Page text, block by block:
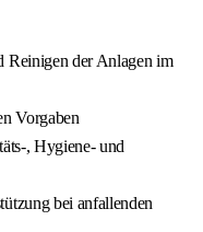
Reinigen der Anlagen im
Vorgaben
, Hygiene- und
bei anfallenden